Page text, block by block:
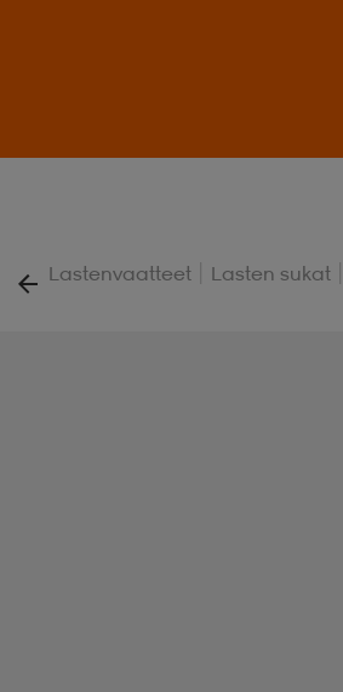
Lastenvaatteet | Lasten sukat |